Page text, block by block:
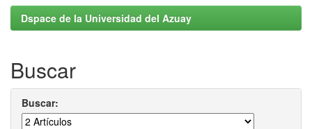
Dspace de la Universidad del Azuay
Buscar
Buscar: